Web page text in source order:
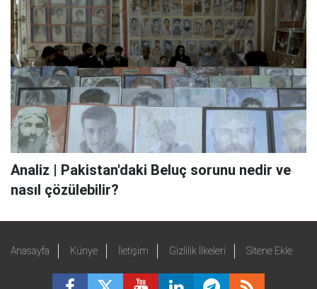
Analiz | Pakistan'daki Beluç sorunu nedir ve
nasıl çözülebilir?
Anasayfa Künye İletişim Gizlilik İlkeleri Sitene Ekle